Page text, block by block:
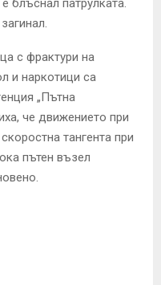
с фрактури на
и наркотици са
„Пътна
че движението при
тангента при
пътен възел